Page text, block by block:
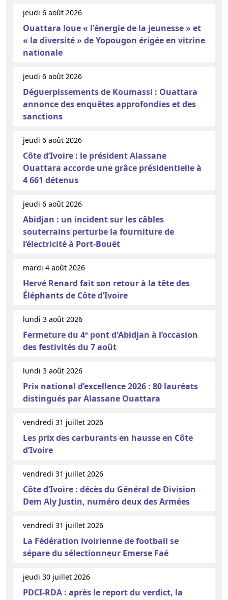
jeudi 6 août 2026
Ouattara loue « l'énergie de la jeunesse » et
« la diversité » de Yopougon érigée en vitrine
nationale
jeudi 6 août 2026
Déguerpissements de Koumassi : Ouattara
annonce des enquêtes approfondies et des
sanctions
jeudi 6 août 2026
Côte d’Ivoire : le président Alassane
Ouattara accorde une grâce présidentielle à
4 661 détenus
jeudi 6 août 2026
Abidjan : un incident sur les câbles
souterrains perturbe la fourniture de
l’électricité à Port-Bouët
mardi 4 août 2026
Hervé Renard fait son retour à la tête des
Éléphants de Côte d’Ivoire
lundi 3 août 2026
Fermeture du 4ᵉ pont d'Abidjan à l’occasion
des festivités du 7 août
lundi 3 août 2026
Prix national d’excellence 2026 : 80 lauréats
distingués par Alassane Ouattara
vendredi 31 juillet 2026
Les prix des carburants en hausse en Côte
d’Ivoire
vendredi 31 juillet 2026
Côte d’Ivoire : décès du Général de Division
Dem Aly Justin, numéro deux des Armées
vendredi 31 juillet 2026
La Fédération ivoirienne de football se
sépare du sélectionneur Emerse Faé
jeudi 30 juillet 2026
PDCI-RDA : après le report du verdict, la